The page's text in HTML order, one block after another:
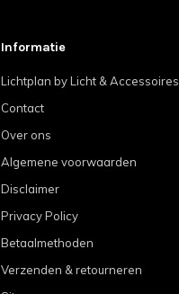
Informatie
Lichtplan by Licht & Accessoires
Contact
Over ons
Algemene voorwaarden
Disclaimer
Privacy Policy
Betaalmethoden
Verzenden & retourneren